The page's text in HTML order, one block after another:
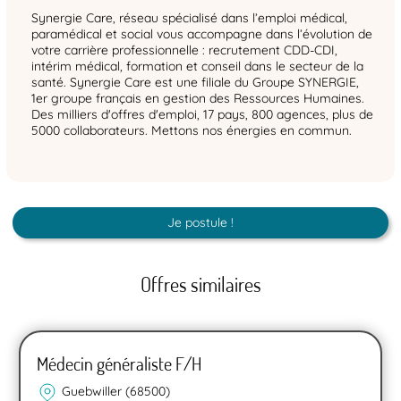
Synergie Care, réseau spécialisé dans l’emploi médical,
paramédical et social vous accompagne dans l’évolution de
votre carrière professionnelle : recrutement CDD-CDI,
intérim médical, formation et conseil dans le secteur de la
santé. Synergie Care est une filiale du Groupe SYNERGIE,
1er groupe français en gestion des Ressources Humaines.
Des milliers d'offres d'emploi, 17 pays, 800 agences, plus de
5000 collaborateurs. Mettons nos énergies en commun.
Je postule !
Offres similaires
Médecin généraliste F/H
Guebwiller (68500)